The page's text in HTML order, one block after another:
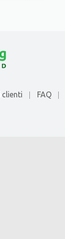
clienti FAQ